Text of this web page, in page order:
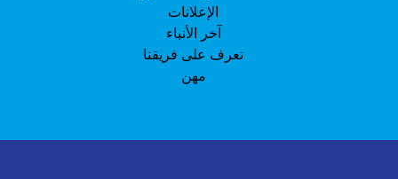
الإعلانات
آخر الأنباء
تعرف على فريقنا
مهن